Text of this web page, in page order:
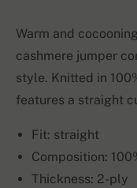
Warm and
cashmere jumper
style. Knitted in
features a straight
Fit: straight
Composition:
Thickness: 2-ply